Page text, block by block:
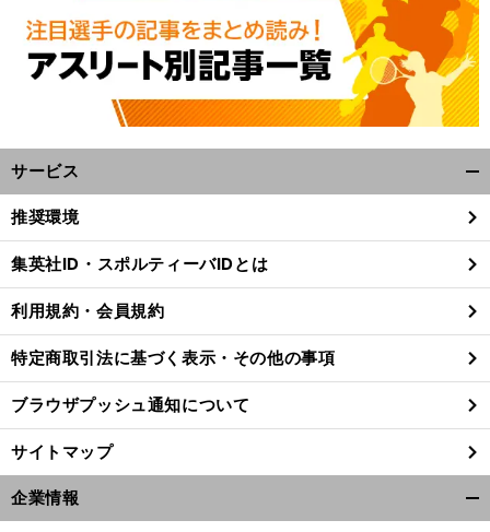
町田ゼルビアのドレシェヴィッチの断食期間の生活リズムとは
シーズン中でも「
っかり慣れた
サービス
閉
る
推奨環境
集英社ID・スポルティーバIDとは
利用規約・会員規約
特定商取引法に基づく表示・その他の事項
ブラウザプッシュ通知について
サイトマップ
企業情報